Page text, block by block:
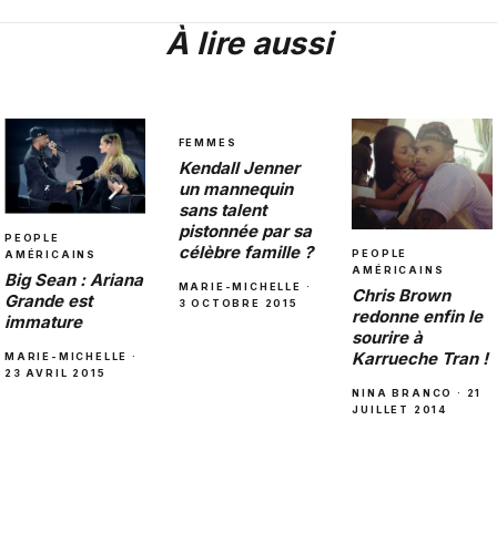
À lire aussi
PEOPLE
AMÉRICAINS
Big Sean : Ariana
Grande est
immature
MARIE-MICHELLE ·
23 AVRIL 2015
FEMMES
Kendall Jenner
un mannequin
sans talent
pistonnée par sa
célèbre famille ?
MARIE-MICHELLE ·
3 OCTOBRE 2015
PEOPLE
AMÉRICAINS
Chris Brown
redonne enfin le
sourire à
Karrueche Tran !
NINA BRANCO · 21
JUILLET 2014